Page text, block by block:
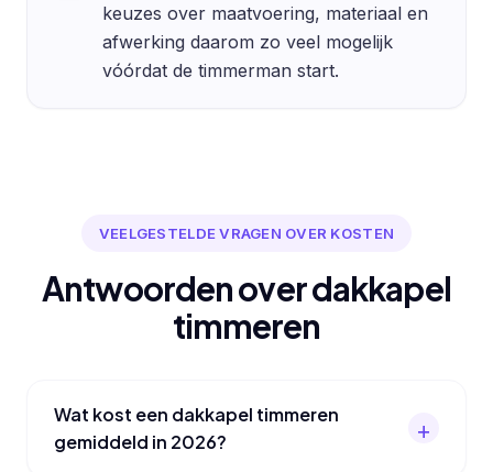
keuzes over maatvoering, materiaal en
afwerking daarom zo veel mogelijk
vóórdat de timmerman start.
VEELGESTELDE VRAGEN OVER KOSTEN
Antwoorden over dakkapel
timmeren
Wat kost een dakkapel timmeren
gemiddeld in 2026?